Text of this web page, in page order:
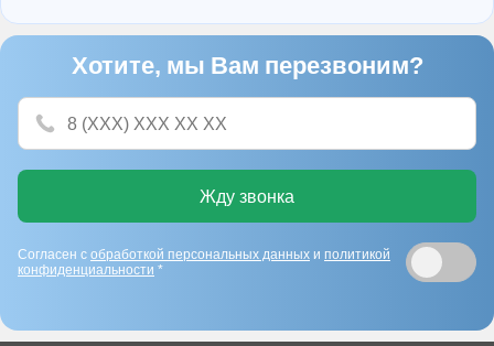
Хотите, мы Вам перезвоним?
Жду звонка
Согласен с обработкой персональных данных и политикой
конфиденциальности *